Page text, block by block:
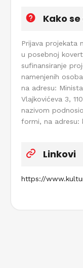
Kako
Prijava projekata
u posebnoj
sufinansiranje
namenjenih
na adresu:
Vlajkovićeva 3,
nazivom
formi, na adresu:
Linkovi
https://